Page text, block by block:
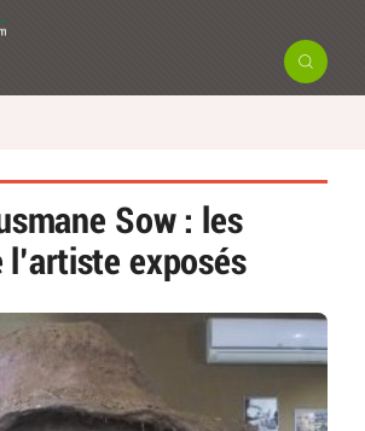
Sow : les
l’artiste exposés